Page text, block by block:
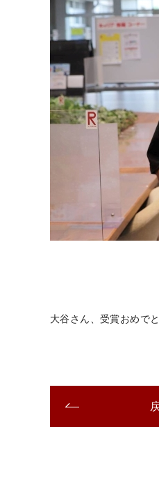
大谷さん、受賞おめで